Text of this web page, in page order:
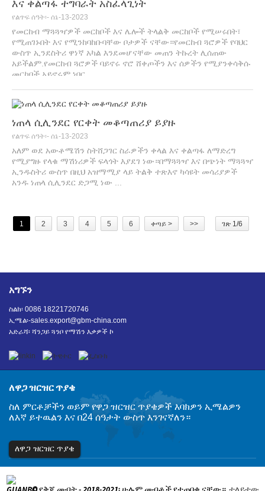
እና ቀልጣፋ ተግባራት አስፈላጊነት
የልጥፍ ሰዓት፡- ሰኔ-13-2023
የመርከብ ማጓጓዣዎች መርከቦች እና ሌሎች ትላልቅ መርከቦች የሚሠሩበት፣
የሚጠገኑበት እና የሚንከባከቡባቸው ቦታዎች ናቸው።የመርከብ ጓሮዎች የባህር
ውስጥ ኢንደስትሪ ዋነኛ አካል እንደመሆናቸው መጠን ትኩረት ሊሰጠው
አይችልም.የመርከብ ጓሮዎች ባይኖሩ ኖሮ ሸቀጦችን እና ሰዎችን የሚያንቀሳቅሱ
መርከቦች አይኖሩም ነበር...
ነጠላ ሲሊንደር የርቀት መቆጣጠሪያ ይያዙ
የልጥፍ ሰዓት፡- ሰኔ-13-2023
አለም ወደ አውቶሜሽን ስትሸጋገር ስራዎችን ቀላል እና ቀልጣፋ ለማድረግ
የሚያግዙ የላቁ ማሽነሪዎች ፍላጎት እያደገ ነው።በማጓጓዣ እና በጭነት ማጓጓዣ
ኢንዱስትሪ ውስጥ በዚህ አዝማሚያ ላይ ትልቅ ተጽእኖ ካሳዩት መሳሪያዎች
አንዱ ነጠላ ሲሊንደር ድጋሚ ነው ...
1 2 3 4 5 6 ቀጣይ > >> ገጽ 1/6
አግኙን
ስልክ፡ 0086 18221720746
ኢሜል፡-sales.export@gbm-china.com
አድራሻ፡ ሻንጋይ ጓንቦ የማሽን እቃዎች ኮ
ለዋጋ ዝርዝር ጥያቄ
ስለ ምርቶቻችን ወይም የዋጋ ዝርዝር ጥያቄዎች እባክዎን ኢሜልዎን
ለእኛ ይተዉልን እና በ24 ሰዓታት ውስጥ እንገናኛለን።
ለዋጋ ዝርዝር ጥያቄ